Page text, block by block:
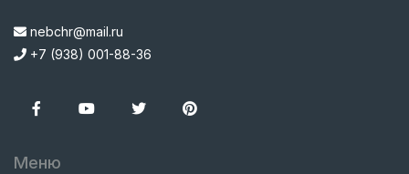
nebchr@mail.ru
+7 (938) 001-88-36
Меню